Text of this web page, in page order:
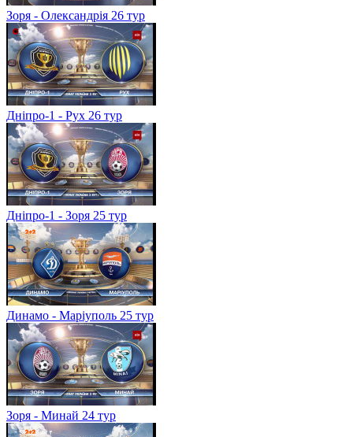
Зоря - Олександрія 26 тур
Дніпро-1 - Рух 26 тур
Дніпро-1 - Зоря 25 тур
Динамо - Маріуполь 25 тур
Зоря - Минай 24 тур